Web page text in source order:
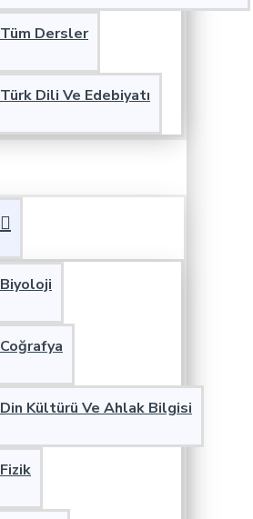
Tüm Dersler
Türk Dili Ve Edebiyatı
Biyoloji
Coğrafya
Din Kültürü Ve Ahlak Bilgisi
Fizik